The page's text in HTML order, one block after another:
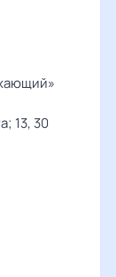
13, 30